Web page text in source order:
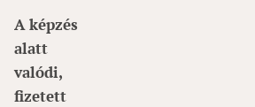
A képzés
alatt
valódi,
fizetett